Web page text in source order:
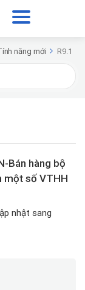
năng mới R9.1
Bán hàng bộ
một số VTHH
nhật sang